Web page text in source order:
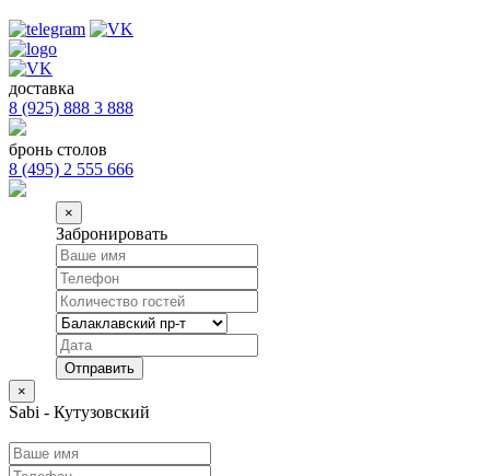
доставка
8 (925) 888 3 888
бронь столов
8 (495) 2 555 666
×
Забронировать
×
Sabi - Кутузовский